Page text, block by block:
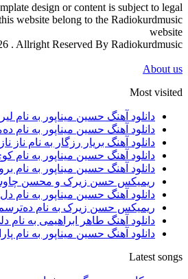
design or content is subject to legal
website belong to the Radiokurdmusic
website
. Allright Reserved By Radiokurdmusic
About us
Most visited
دانلود آهنگ حسین میناپور به نام
دانلود آهنگ حسین میناپور به نام
دانلود آهنگ بریار رزگار به نام ناز ناز
دانلود آهنگ حسین میناپور به نام
دانلود آهنگ حسین میناپور به نام
ریمیکس حسن زیرک و محسن چاوشی
دانلود آهنگ حسین میناپور به نام
ریمیکس حسن زیرک به نام
دانلود آهنگ طاهر ابراهیمی به نام
دانلود آهنگ حسین میناپور به نام
Latest songs